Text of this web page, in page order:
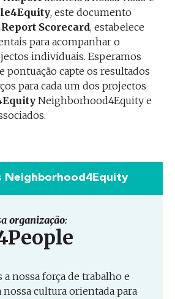
, este documento
Scorecard, estabelece
para acompanhar o
individuais. Esperamos
pontuação capte os resultados
para cada um dos projectos
Neighborhood4Equity e
Neighborhood4Equity
organização:
a nossa força de trabalho e
cultura orientada para